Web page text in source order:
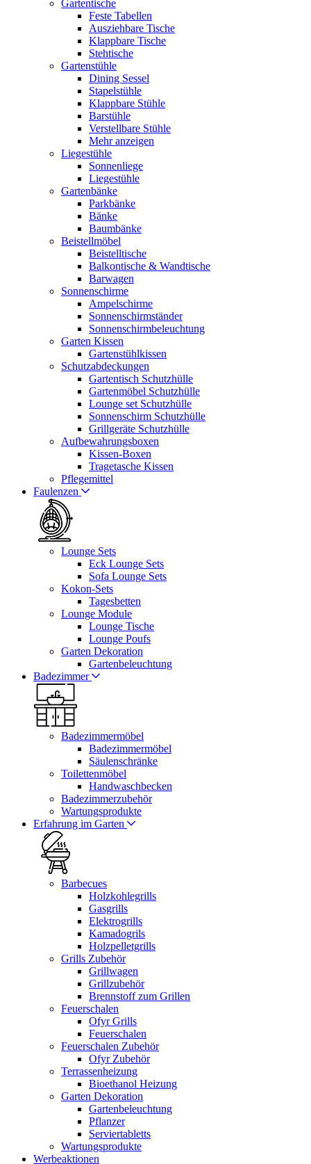
Gartentische
Feste Tabellen
Ausziehbare Tische
Klappbare Tische
Stehtische
Gartenstühle
Dining Sessel
Stapelstühle
Klappbare Stühle
Barstühle
Verstellbare Stühle
Mehr anzeigen
Liegestühle
Sonnenliege
Liegestühle
Gartenbänke
Parkbänke
Bänke
Baumbänke
Beistellmöbel
Beistelltische
Balkontische & Wandtische
Barwagen
Sonnenschirme
Ampelschirme
Sonnenschirmständer
Sonnenschirmbeleuchtung
Garten Kissen
Gartenstühlkissen
Schutzabdeckungen
Gartentisch Schutzhülle
Gartenmöbel Schutzhülle
Lounge set Schutzhülle
Sonnenschirm Schutzhülle
Grillgeräte Schutzhülle
Aufbewahrungsboxen
Kissen-Boxen
Tragetasche Kissen
Pflegemittel
Faulenzen
Lounge Sets
Eck Lounge Sets
Sofa Lounge Sets
Kokon-Sets
Tagesbetten
Lounge Module
Lounge Tische
Lounge Poufs
Garten Dekoration
Gartenbeleuchtung
Badezimmer
Badezimmermöbel
Badezimmermöbel
Säulenschränke
Toilettenmöbel
Handwaschbecken
Badezimmerzubehör
Wartungsprodukte
Erfahrung im Garten
Barbecues
Holzkohlegrills
Gasgrills
Elektrogrills
Kamadogrils
Holzpelletgrills
Grills Zubehör
Grillwagen
Grillzubehör
Brennstoff zum Grillen
Feuerschalen
Ofyr Grills
Feuerschalen
Feuerschalen Zubehör
Ofyr Zubehör
Terrassenheizung
Bioethanol Heizung
Garten Dekoration
Gartenbeleuchtung
Pflanzer
Serviertabletts
Wartungsprodukte
Werbeaktionen